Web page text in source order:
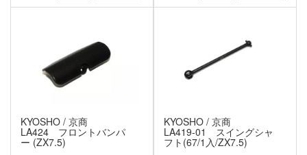
KYOSHO / 京商
LA424 フロントバンパ
ー (ZX7.5)
KYOSHO / 京商
LA419-01 スイングシャ
フト(67/1入/ZX7.5)